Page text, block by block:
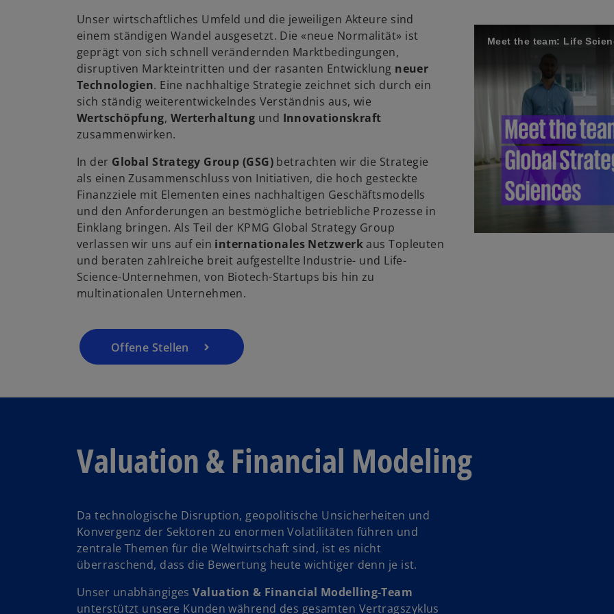
g
e
ö
ff
n
e
t
Unser wirtschaftliches Umfeld und die jeweiligen Akteure sind
einem ständigen Wandel ausgesetzt. Die «neue Normalität» ist
geprägt von sich schnell verändernden Marktbedingungen,
disruptiven Markteintritten und der rasanten Entwicklung neuer
Technologien. Eine nachhaltige Strategie zeichnet sich durch ein
sich ständig weiterentwickelndes Verständnis aus, wie
Wertschöpfung, Werterhaltung und Innovationskraft
zusammenwirken.
In der Global Strategy Group (GSG)betrachten wir die Strategie
als einen Zusammenschluss von Initiativen, die hoch gesteckte
Finanzziele mit Elementen eines nachhaltigen Geschäftsmodells
und den Anforderungen an bestmögliche betriebliche Prozesse in
Einklang bringen. Als Teil der KPMG Global Strategy Group
verlassen wir uns auf ein internationales Netzwerkaus Topleuten
und beraten zahlreiche breit aufgestellte Industrie- und Life-
Science-Unternehmen, von Biotech-Startups bis hin zu
multinationalen Unternehmen.
Offene Stellen
w
ir
d
i
i
n
e
r
n
e
u
e
n
e
is
e
r
t
g
e
ö
ff
e
t
Meet the team: Life
Valuation & Financial Modeling
Da technologische Disruption, geopolitische Unsicherheiten und
Konvergenz der Sektoren zu enormen Volatilitäten führen und
zentrale Themen für die Weltwirtschaft sind, ist es nicht
überraschend, dass die Bewertung heute wichtiger denn je ist.
Unser unabhängigesValuation & Financial Modelling-Team
unterstützt unsere Kunden während des gesamten Vertragszyklus
d
n
e
i
n